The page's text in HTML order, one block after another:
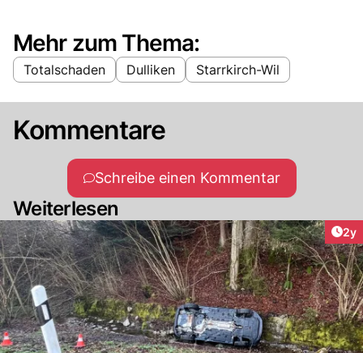
Mehr zum Thema:
Totalschaden Dulliken Starrkirch-Wil
Kommentare
Schreibe einen Kommentar
Weiterlesen
2y